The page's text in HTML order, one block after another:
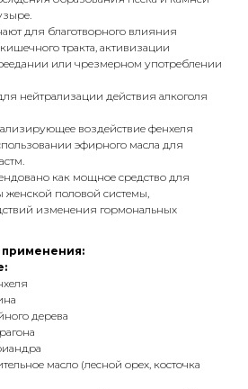
для благотворного влияния
тракта, активизации
или чрезмерном употреблении
нейтрализации действия алкоголя
воздействие фенхеля
эфирного масла для
как мощное средство для
половой системы,
изменения гормональных
:
дерева
масло (лесной орех, косточка